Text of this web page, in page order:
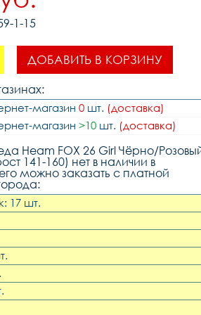
1-15
ДОБАВИТЬ В КОРЗИНУ
магазин 0 шт. (доставка)
магазин >10 шт. (доставка)
Heam FOX 26 Girl Чёрно/
141-160) нет в наличии в
можно заказать с платной
17 шт.